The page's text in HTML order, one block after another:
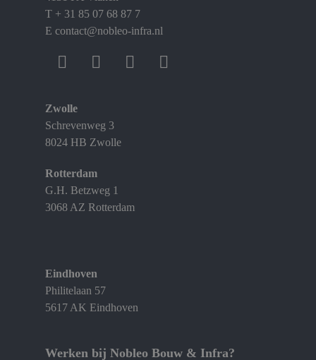
T + 31 85 07 68 87 7
E contact@nobleo-infra.nl
Zwolle
Schrevenweg 3
8024 HB Zwolle
Rotterdam
G.H. Betzweg 1
3068 AZ Rotterdam
Eindhoven
Philitelaan 57
5617 AK Eindhoven
Werken bij Nobleo Bouw & Infra?